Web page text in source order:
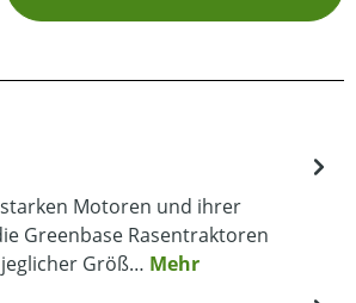
Motoren und ihrer
Greenbase Rasentraktoren
Größ… Mehr